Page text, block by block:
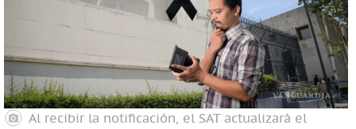
Al recibir la notificación, el SAT actualizará el